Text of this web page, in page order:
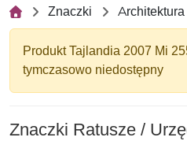
Znaczki Architektura
Produkt Tajlandia 2007 Mi
tymczasowo niedostępny
Znaczki Ratusze /